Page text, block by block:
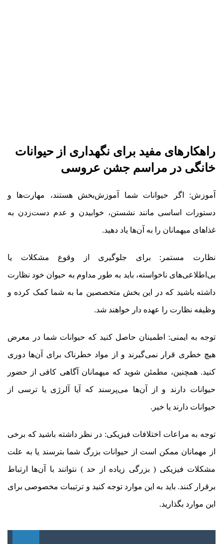
راهکارهای مفید برای نگهداری از حیوانات
خانگی در مراسم جشن عروسی
آموزش: اگر حیوانات شما آموزش‌بخش هستند، مهارت‌ها و
دستورات اساسی مانند نشستن، خوابیدن و عدم دست‌زدن به
غذاهای میهمانان را به آن‌ها یاد دهید.
نظارت مستمر: برای جلوگیری از وقوع مشکلات یا
بی‌اطلاعی‌های ناخواسته، باید به طور مداوم به حیوان خود نظارت
داشته باشید که در این بخش متخصصین ما به شما کمک کرده و
وظیفه نظارت را عهده دار خواهند شد.
توجه به ایمنی: اطمینان حاصل کنید که حیوانات شما در معرض
هیچ خطری قرار نمی‌گیرند و از مواد خطرناک برای آن‌ها دوری
کنید. همچنین، مطمئن شوید که میهمانان آگاهی کافی از حضور
حیوانات دارند و از آن‌ها می‌پرسند که آیا آلرژی یا ترسی از
حیوانات دارند یا خیر.
توجه به مراعات اختلافات فیزیکی: در نظر داشته باشید که برخی
از مهمانان ممکن است از حیوانات بزرگ شما بترسند یا به علت
مشکلات فیزیکی ( بزرگی زیاده از حد ) نتوانند با آن‌ها ارتباط
برقرار کنند. باید به این موارد توجه کنید و ترتیبات مخصوصی برای
این موارد بگذارید.